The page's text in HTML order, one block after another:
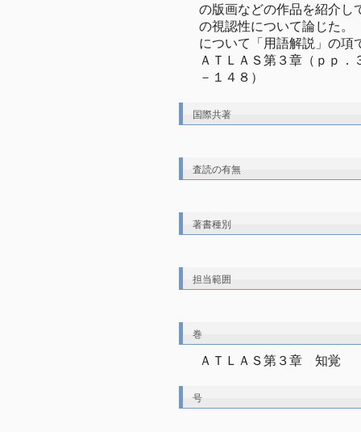
の版画などの作品を紹介し
の視認性について論じた。
について「用語解説」の項
ＡＴＬＡＳ第３章（ｐｐ
－１４８）
国際共著
査読の有無
著書種別
担当範囲
巻
ＡＴＬＡＳ第３章　知覚
号